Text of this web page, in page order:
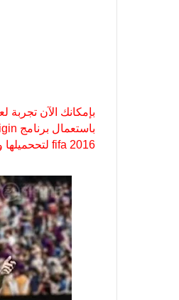
fifa 2016 لتححميلها وتجربيتها.